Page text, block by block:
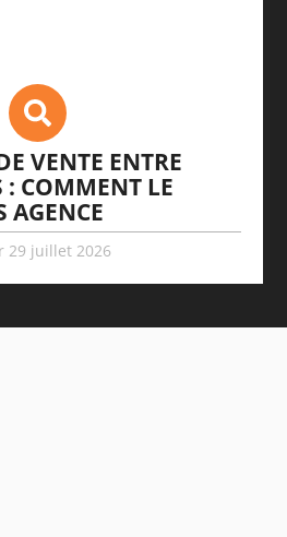
VENTE ENTRE
: COMMENT LE
AGENCE
29 juillet 2026